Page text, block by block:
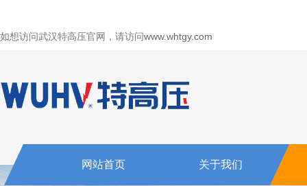
如想访问武汉特高压官网，请访问www.whtgy.com
网站首页 关于我们